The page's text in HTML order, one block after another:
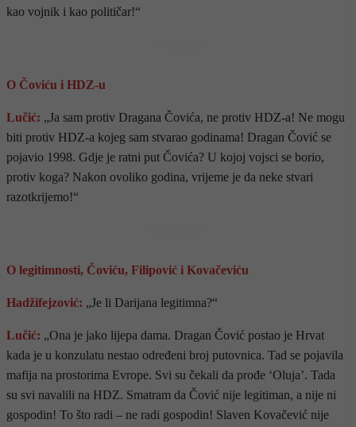
kao vojnik i kao političar!“
O Čoviću i HDZ-u
Lučić: „Ja sam protiv Dragana Čovića, ne protiv HDZ-a! Ne mogu
biti protiv HDZ-a kojeg sam stvarao godinama! Dragan Čović se
pojavio 1998. Gdje je ratni put Čovića? U kojoj vojsci se borio,
protiv koga? Nakon ovoliko godina, vrijeme je da neke stvari
razotkrijemo!“
O legitimnosti, Čoviću, Filipović i Kovačeviću
Hadžifejzović: „Je li Darijana legitimna?“
Lučić: „Ona je jako lijepa dama. Dragan Čović postao je Hrvat
kada je u konzulatu nestao određeni broj putovnica. Tad se pojavila
mafija na prostorima Evrope. Svi su čekali da prođe ‘Oluja’. Tada
su svi navalili na HDZ. Smatram da Čović nije legitiman, a nije ni
gospodin! To što radi – ne radi gospodin! Slaven Kovačević nije